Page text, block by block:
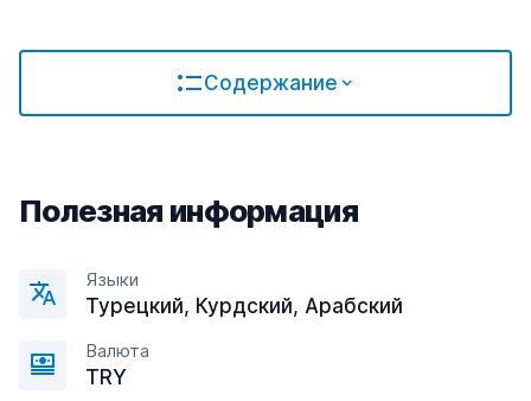
Содержание
Полезная информация
Языки
Турецкий, Курдский, Арабский
Валюта
TRY